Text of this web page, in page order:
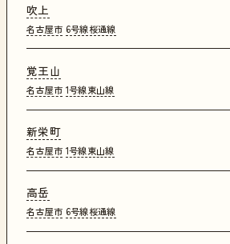
吹上
名古屋市 6号線桜通線
覚王山
名古屋市 1号線東山線
新栄町
名古屋市 1号線東山線
高岳
名古屋市 6号線桜通線